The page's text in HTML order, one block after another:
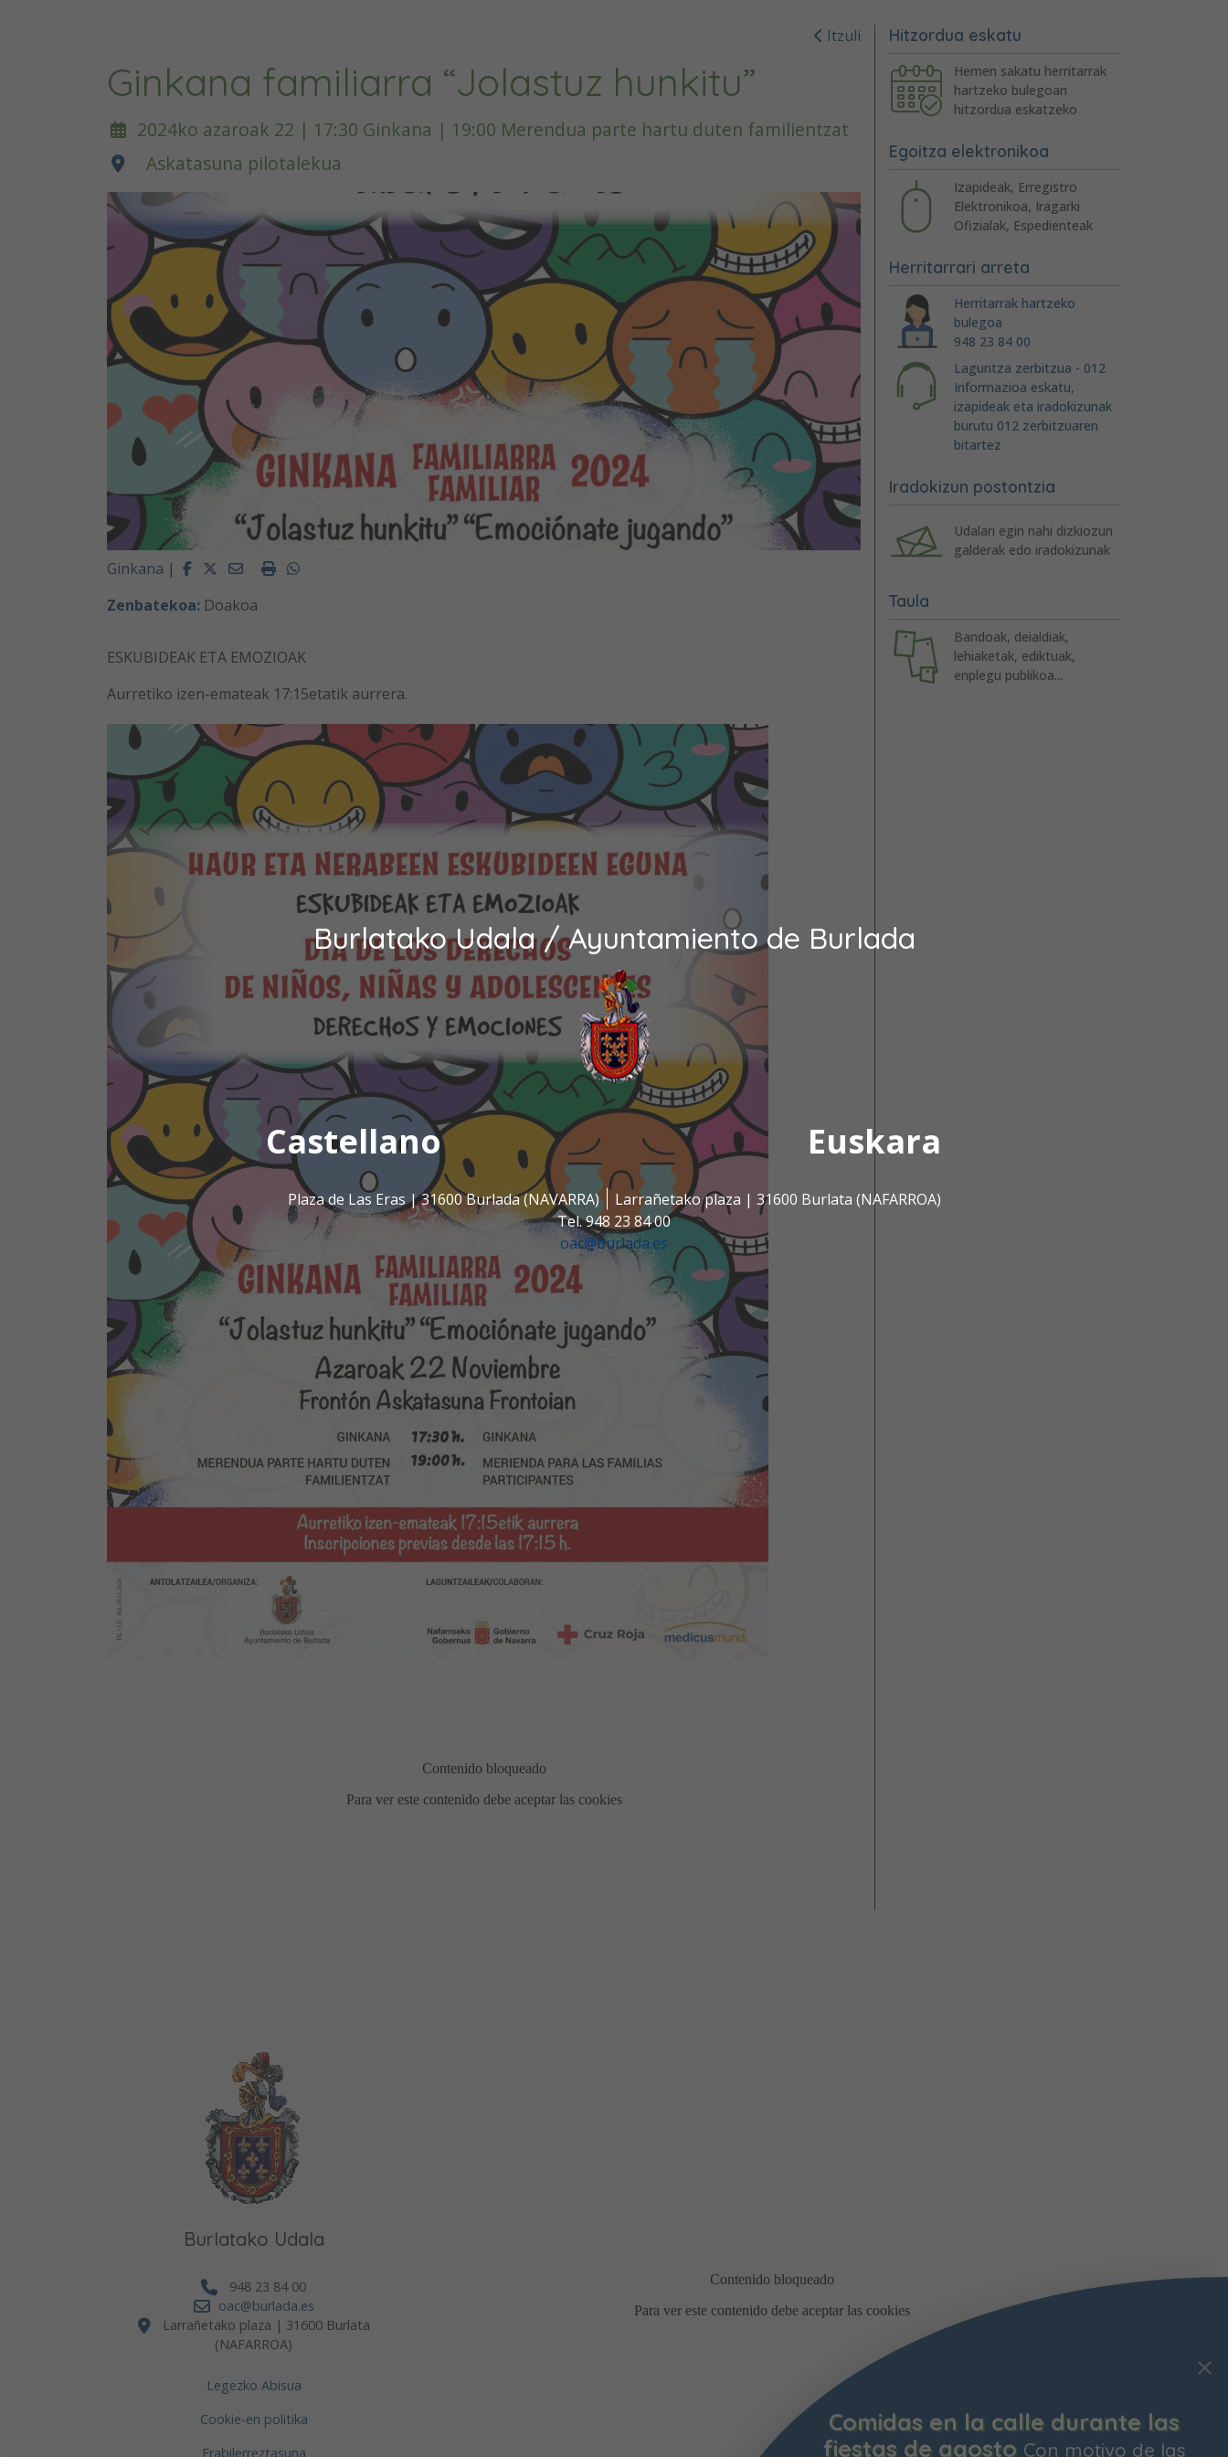
Burlatako Udala / Ayuntamiento de Burlada
Castellano Euskara
Plaza de Las Eras | 31600 Burlada (NAVARRA)
Larrañetako plaza | 31600 Burlata (NAFARROA)
Tel. 948 23 84 00
oac@burlada.es
Bonificación de la Contribución
Territorial Ya está abierto el plazo para
Itzuli
Ginkana familiarra “Jolastuz hunkitu”
2024ko azaroak 22 | 17:30 Ginkana | 19:00 Merendua parte hartu duten familientzat
Askatasuna pilotalekua
Ginkana | FacebookTwitterEmailImprimirWhatsapp
Zenbatekoa: Doakoa
ESKUBIDEAK ETA EMOZIOAK
Aurretiko izen-emateak 17:15etatik aurrera.
Hitzordua eskatu
Hemen sakatu herritarrak
hartzeko bulegoan
hitzordua eskatzeko
Egoitza elektronikoa
Izapideak, Erregistro
Elektronikoa, Iragarki
Ofizialak, Espedienteak
Herritarrari arreta
Herritarrak hartzeko
bulegoa
948 23 84 00
Laguntza zerbitzua - 012
Informazioa eskatu,
izapideak eta iradokizunak
burutu 012 zerbitzuaren
bitartez
Iradokizun postontzia
Udalari egin nahi dizkiozun
galderak edo iradokizunak
Taula
Bandoak, deialdiak,
lehiaketak, ediktuak,
enplegu publikoa...
Burlatako Udala
948 23 84 00
oac@burlada.es
Larrañetako plaza | 31600 Burlata
(NAFARROA)
Legezko Abisua
Cookie-en politika
Erabilerreztasuna